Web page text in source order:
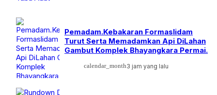
Pemadam.Kebakaran Formaslidam
Turut Serta Memadamkan Api DiLahan
Gambut Komplek Bhayangkara Permai.
calendar_month3 jam yang lalu